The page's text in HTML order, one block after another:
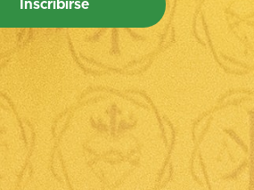
Inscribirse